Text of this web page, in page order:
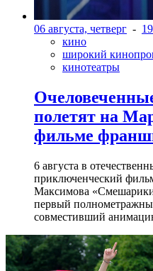
06 августа, четверг -
кино
широкий
кинотеатры
полетят на
фильме
6 августа в
приключенческий
Максимова
первый
совместивший